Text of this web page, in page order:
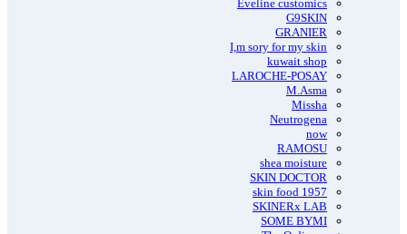
Eveline customics
G9SKIN
GRANIER
I,m sory for my skin
kuwait shop
LAROCHE-POSAY
M.Asma
Missha
Neutrogena
now
RAMOSU
shea moisture
SKIN DOCTOR
skin food 1957
SKINERx LAB
SOME BYMI